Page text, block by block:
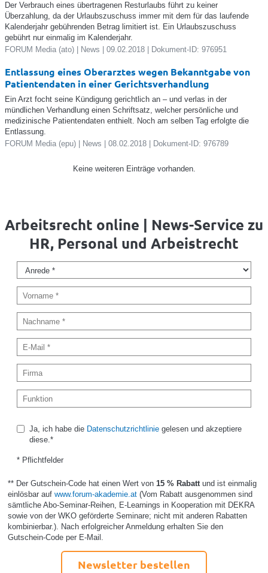
Der Verbrauch eines übertragenen Resturlaubs führt zu keiner
Überzahlung, da der Urlaubszuschuss immer mit dem für das laufende
Kalenderjahr gebührenden Betrag limitiert ist. Ein Urlaubszuschuss
gebührt nur einmalig im Kalenderjahr.
FORUM Media (ato) | News | 09.02.2018 | Dokument-ID: 976951
Entlassung eines Oberarztes wegen Bekanntgabe von
Patientendaten in einer Gerichtsverhandlung
Ein Arzt focht seine Kündigung gerichtlich an – und verlas in der
mündlichen Verhandlung einen Schriftsatz, welcher persönliche und
medizinische Patientendaten enthielt. Noch am selben Tag erfolgte die
Entlassung.
FORUM Media (epu) | News | 08.02.2018 | Dokument-ID: 976789
Keine weiteren Einträge vorhanden.
Arbeitsrecht online | News-Service zu
HR, Personal und Arbeistrecht
Ja, ich habe die Datenschutzrichtliniegelesen und akzeptiere
diese.*
* Pflichtfelder
** Der Gutschein-Code hat einen Wert von 15 % Rabatt und ist einmalig
einlösbar auf www.forum-akademie.at(Vom Rabatt ausgenommen sind
sämtliche Abo-Seminar-Reihen, E-Learnings in Kooperation mit DEKRA
sowie von der WKO geförderte Seminare; nicht mit anderen Rabatten
kombinierbar.). Nach erfolgreicher Anmeldung erhalten Sie den
Gutschein-Code per E-Mail.
Newsletter bestellen